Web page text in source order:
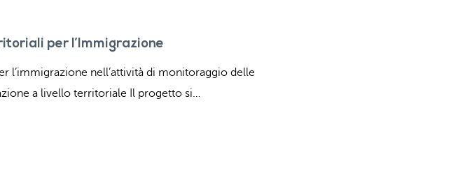
per l’Immigrazione
l’immigrazione nell’attività di monitoraggio delle
a livello territoriale Il progetto si…